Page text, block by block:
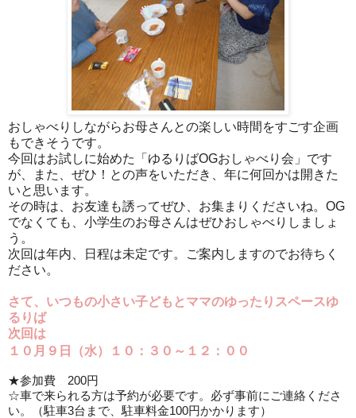
おしゃべりしながらお母さんとの楽しい時間をすごす企画
もできそうです。
今回はお試しに始めた「ゆるりばOGおしゃべり会」です
が、また、ぜひ！との声をいただき、年に何回かは開きた
いと思います。
その時は、お友達も誘ってぜひ、お集まりくださいね。OG
でなくても、小学生のお母さんはぜひおしゃべりしましょ
う。
次回は年内、日程は未定です。ご案内しますのでお待ちく
ださい。
さて、いつもの小さい子どもとママのゆったりスペースゆ
るりば
次回は
１０月９日（水）
１０：３０～１２：００
★参加費 200円
☆車で来られる方は予約が必要です。必ず事前にご連絡くださ
い。（駐車3台まで、駐車料金100円かかります）